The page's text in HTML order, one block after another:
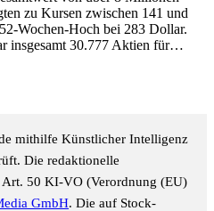
zu Kursen zwischen 141 und
Wochen-Hoch bei 283 Dollar.
insgesamt 30.777 Aktien für…
mithilfe Künstlicher Intelligenz
Die redaktionelle
Art. 50 KI-VO (Verordnung (EU)
GmbH. Die auf Stock-